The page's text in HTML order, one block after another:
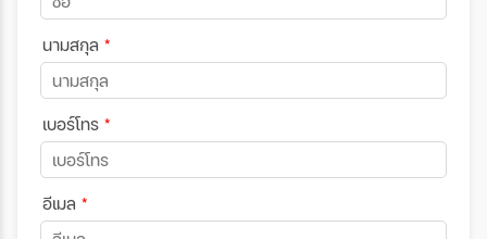
นามสกุล *
เบอร์โทร *
อีเมล *